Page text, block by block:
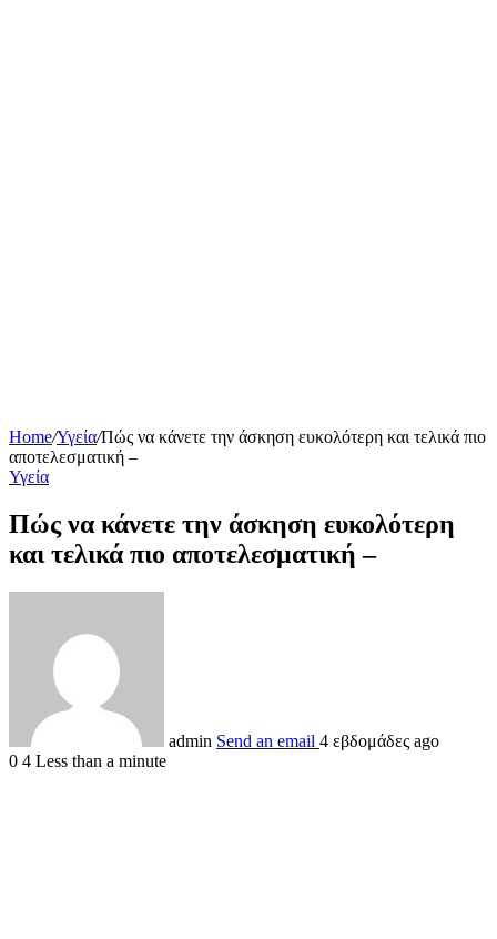
Home/Υγεία/Πώς να κάνετε την άσκηση ευκολότερη και τελικά πιο
αποτελεσματική –
Υγεία
Πώς να κάνετε την άσκηση ευκολότερη
και τελικά πιο αποτελεσματική –
admin Send an email 4 εβδομάδες ago
0 4 Less than a minute